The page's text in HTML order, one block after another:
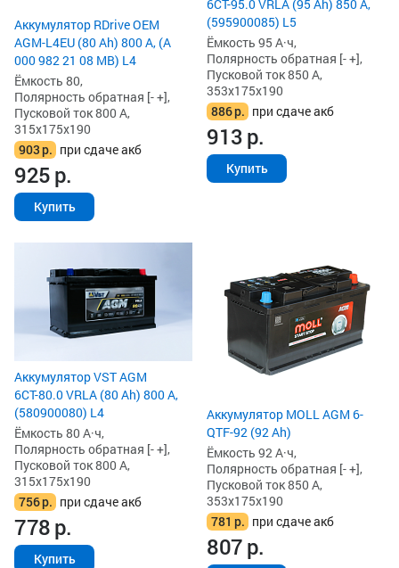
Аккумулятор RDrive OEM
AGM-L4EU (80 Ah) 800 А, (A
000 982 21 08 MB) L4
Ёмкость 80,
Полярность обратная [- +],
Пусковой ток 800 А,
315x175x190
903р. при сдаче акб
925р.
Купить
6СТ-95.0 VRLA (95 Ah) 850 А,
(595900085) L5
Ёмкость 95 А·ч,
Полярность обратная [- +],
Пусковой ток 850 А,
353x175x190
886р. при сдаче акб
913р.
Купить
Аккумулятор VST AGM
6СТ-80.0 VRLA (80 Ah) 800 А,
(580900080) L4
Ёмкость 80 А·ч,
Полярность обратная [- +],
Пусковой ток 800 А,
315x175x190
756р. при сдаче акб
778р.
Купить
Аккумулятор MOLL AGM 6-
QTF-92 (92 Ah)
Ёмкость 92 А·ч,
Полярность обратная [- +],
Пусковой ток 850 А,
353x175x190
781 р. при сдаче акб
807р.